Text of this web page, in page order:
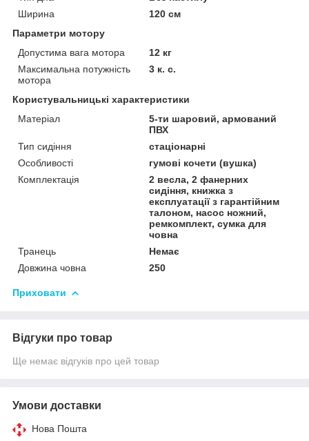
Ширина
120 см
Параметри мотору
Допустима вага мотора
12 кг
Максимальна потужність
мотора
3 к. с.
Користувальницькі характеристики
Матеріал
5-ти шаровий, армований
ПВХ
Тип сидіння
стаціонарні
Особливості
гумові кочети (вушка)
Комплектація
2 весла, 2 фанерних
сидіння, книжка з
експлуатації з гарантійним
талоном, насос ножний,
ремкомплект, сумка для
човна
Транець
Немає
Довжина човна
250
Приховати
Відгуки про товар
Ще немає відгуків про цей товар
Умови доставки
Нова Пошта